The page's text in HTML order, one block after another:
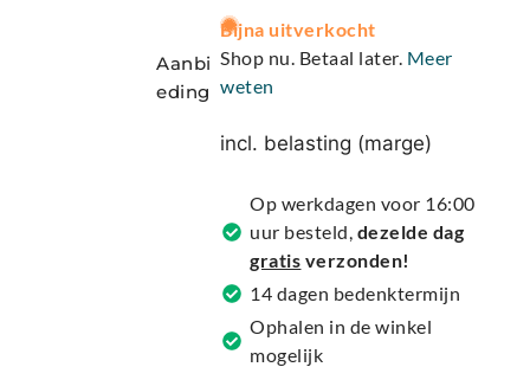
Aanbi
eding
A
l
t
r
t
v
e
:
Bijna uitverkocht
Shop nu. Betaal later. Meer
weten
incl. belasting (marge)
Op werkdagen voor 16:00
uur besteld, dezelde dag
gratis verzonden!
14 dagen bedenktermijn
Ophalen in de winkel
mogelijk